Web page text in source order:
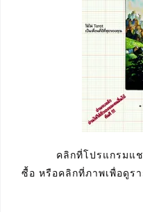
คลิกที่โปรแกรมแ
ซื้อ หรือคลิกที่ภาพเพื่อดูรา